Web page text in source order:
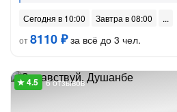
Сегодня в 10:00
Завтра в 08:00
от8110 ₽за всё до 3 чел.
6 отзывов